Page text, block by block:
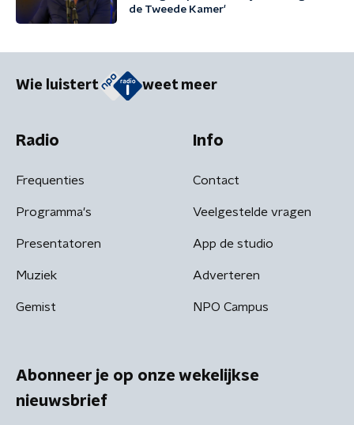
de Tweede Kamer'
Wie luistert weet meer
Radio
Frequenties
Programma's
Presentatoren
Muziek
Gemist
Info
Contact
Veelgestelde vragen
App de studio
Adverteren
NPO Campus
Abonneer je op onze wekelijkse
nieuwsbrief